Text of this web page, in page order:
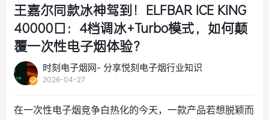
王嘉尔同款冰神驾到！ELFBAR ICE KING
40000口：4档调冰+Turbo模式，如何颠
覆一次性电子烟体验？
时刻电子烟网- 分享悦刻电子烟行业知识
2026-04-27
在一次性电子烟竞争白热化的今天，一款产品若想脱颖而